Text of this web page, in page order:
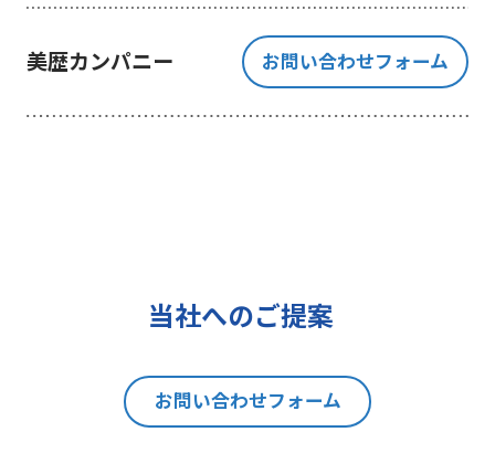
部を委託する場合、十分な個人情報
の保護水準を満たしている者を選定
する基準を確立、選定し、管理監督
いたします。
ご提出頂く個人情報について、貴方
正、追加又は削除、利用の停止、消
去及び第三者への提供の停止（以下
「開示等」といいます。）を請求す
美歴カンパニー お問い合わせフォーム
当社へのご提案
お問い合わせフォーム